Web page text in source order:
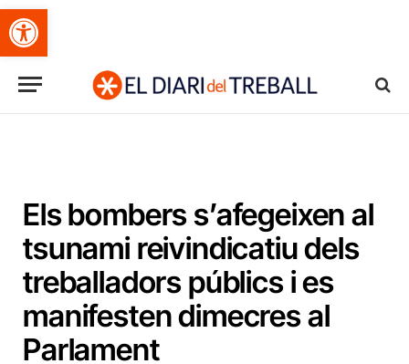
Obre la barra d'eines
Els bombers s’afegeixen al
tsunami reivindicatiu dels
treballadors públics i es
manifesten dimecres al
Parlament